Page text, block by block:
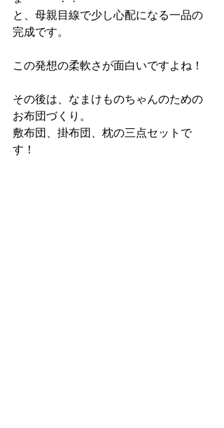
と、母親目線で少し心配になる一品の
完成です。
この発想の柔軟さが面白いですよね！
その後は、なまけものちゃんのための
お布団づくり。
敷布団、掛布団、枕の三点セットで
す！